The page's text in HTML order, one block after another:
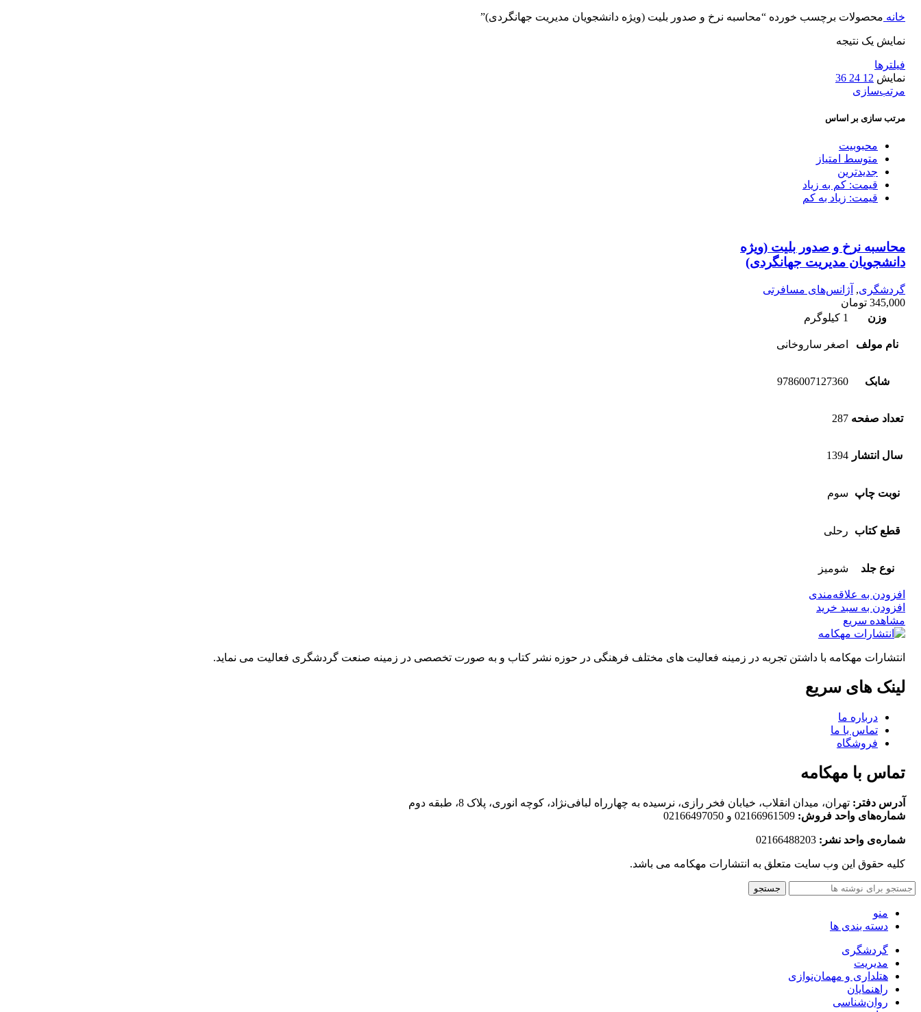
خانه محصولات برچسب خورده “محاسبه نرخ و صدور بلیت (ویژه دانشجویان مدیریت جهانگردی)”
نمایش یک نتیجه
فیلترها
نمایش 12
24
36
مرتب‌سازی
مرتب سازی بر اساس
محبوبیت
متوسط امتیاز
جدیدترین
قیمت: کم به زیاد
قیمت: زیاد به کم
محاسبه نرخ و صدور بلیت (ویژه
دانشجویان مدیریت جهانگردی)
گردشگری, آژانس‌های مسافرتی
345,000 تومان
وزن
1 کیلوگرم
نام مولف اصغر ساروخانی
شابک 9786007127360
تعداد صفحه 287
سال انتشار 1394
نوبت چاپ سوم
قطع کتاب رحلی
نوع جلد شومیز
افزودن به علاقه‌مندی
افزودن به سبد خرید
مشاهده سریع
انتشارات مهکامه با داشتن تجربه در زمینه فعالیت های مختلف فرهنگی در حوزه نشر کتاب و به صورت تخصصی در زمینه صنعت گردشگری فعالیت می نماید.
لینک های سریع
درباره ما
تماس با ما
فروشگاه
تماس با مهکامه
آدرس دفتر: تهران، میدان انقلاب، خیابان فخر رازی، نرسیده به چهارراه لبافی‌نژاد، کوچه انوری، پلاک 8، طبقه دوم
شماره‌های واحد فروش: 02166961509 و 02166497050
شماره‌‌ی واحد نشر:
کلیه حقوق این وب سایت متعلق به انتشارات مهکامه می باشد.
جستجو
منو
دسته بندی ها
گردشگری
مدیریت
هتلداری و مهمان‌نوازی
راهنمایان
روان‌شناسی